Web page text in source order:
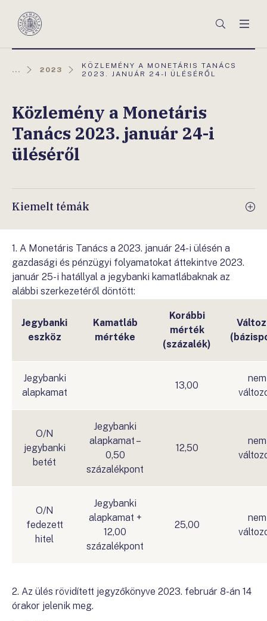
Magyar
Keresés
... 2023
AKTUÁLIS
OLDAL:
KÖZLEMÉNY A MONETÁRIS TANÁCS
2023. JANUÁR 24-I ÜLÉSÉRŐL
Közlemény a Monetáris
Tanács 2023. január 24-i
üléséről
Kiemelt témák
1. A Monetáris Tanács a 2023. január 24-i ülésén a
gazdasági és pénzügyi folyamatokat áttekintve 2023.
január 25-i hatállyal a jegybanki kamatlábaknak az
alábbi szerkezetéről döntött:
Jegybanki
eszköz
Kamatláb
mértéke
Korábbi
mérték
(százalék)
Jegybanki
alapkamat
13,00
nem
O/N
jegybanki
betét
Jegybanki
alapkamat –
0,50
százalékpont
12,50
nem
O/N
fedezett
hitel
Jegybanki
alapkamat +
12,00
százalékpont
25,00
nem
2. Az ülés rövidített jegyzőkönyve 2023. február 8-án 14
órakor jelenik meg.